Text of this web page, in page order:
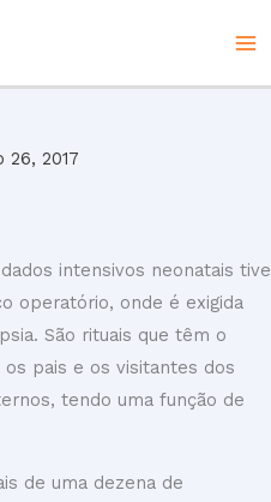
26, 2017
intensivos neonatais tive
operatório, onde é exigida
São rituais que têm o
pais e os visitantes dos
tendo uma função de
de uma dezena de